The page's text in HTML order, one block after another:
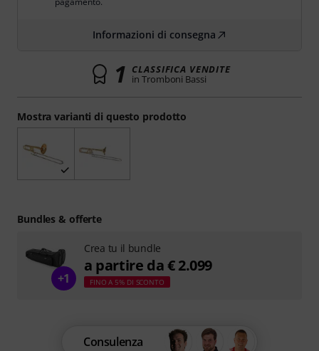
Mostra varianti di questo prodotto
Informazioni di consegna
1 CLASSIFICA VENDITE
in Tromboni Bassi
Consulenza
Bundles & offerte
+1
Crea tu il bundle
a partire da € 2.099
FINO A 5% DI SCONTO